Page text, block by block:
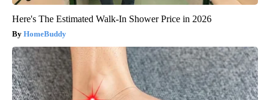
Here's The Estimated Walk-In Shower Price in 2026
HomeBuddy